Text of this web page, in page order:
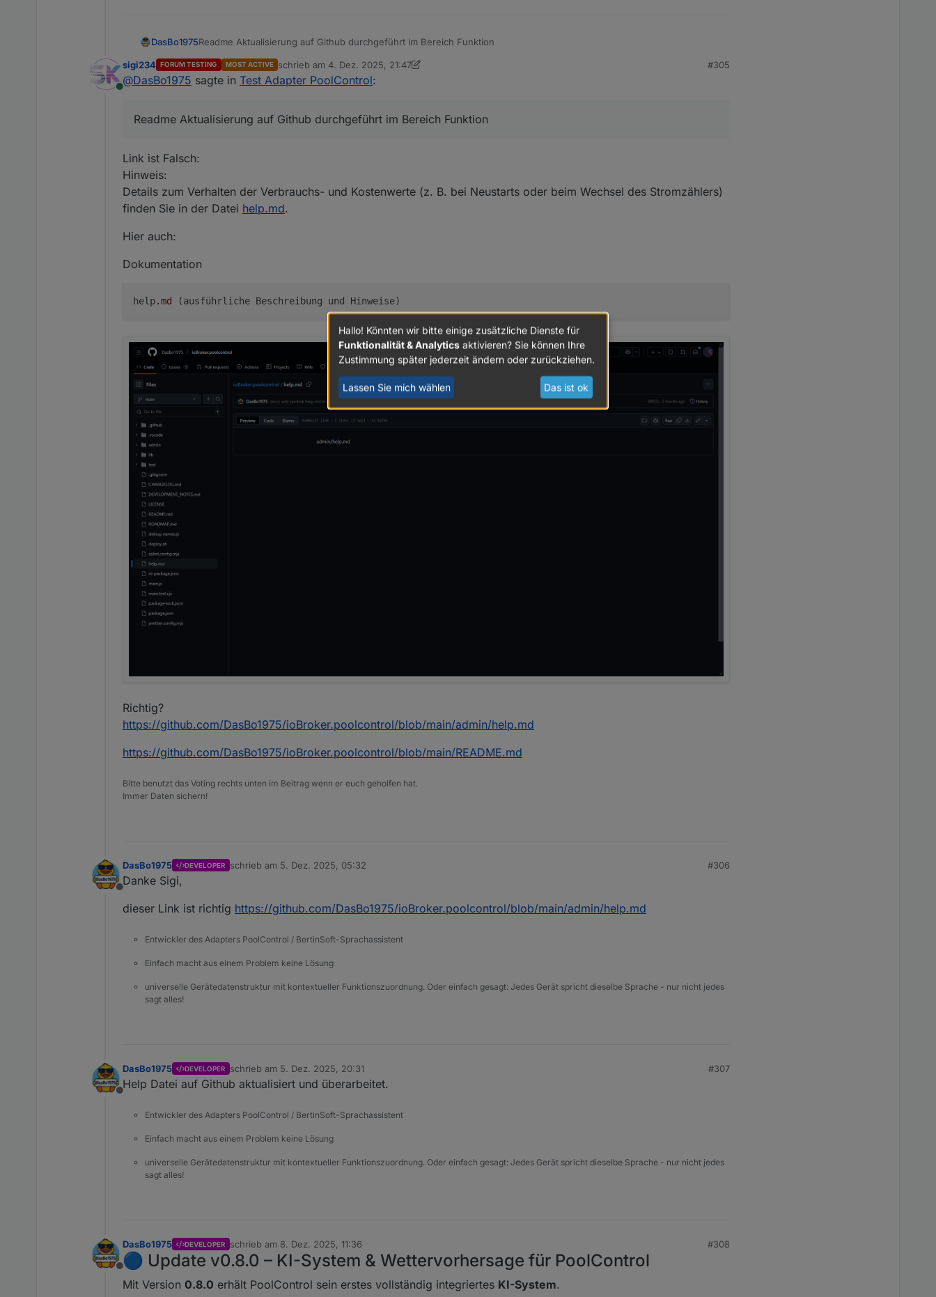
DasBo1975Readme Aktualisierung auf Github durchgeführt im Bereich Funktion
Online
sigi234 FORUM TESTING MOST ACTIVE schrieb am 4. Dez. 2025, 21:47
zuletzt editiert von sigi234 12. Apr. 2025, 22:54
#305
@DasBo1975 sagte in Test Adapter PoolControl:
Readme Aktualisierung auf Github durchgeführt im Bereich Funktion
Link ist Falsch:
Hinweis:
Details zum Verhalten der Verbrauchs- und Kostenwerte (z. B. bei Neustarts oder beim Wechsel des Stromzählers)
finden Sie in der Datei help.md.
Hier auch:
Dokumentation
help.md
Richtig?
https://github.com/DasBo1975/ioBroker.poolcontrol/blob/main/admin/help.md
https://github.com/DasBo1975/ioBroker.poolcontrol/blob/main/README.md
Bitte benutzt das Voting rechts unten im Beitrag wenn er euch geholfen hat.
Immer Daten sichern!
Offline
DasBo1975 DEVELOPER schrieb am 5. Dez. 2025, 05:32
zuletzt editiert von
#306
Danke Sigi,
dieser Link ist richtig https://github.com/DasBo1975/ioBroker.poolcontrol/blob/main/admin/help.md
Entwickler des Adapters PoolControl / BertinSoft-Sprachassistent
Einfach macht aus einem Problem keine Lösung
universelle Gerätedatenstruktur mit kontextueller Funktionszuordnung. Oder einfach gesagt: Jedes Gerät spricht dieselbe Sprache - nur nicht jedes
sagt alles!
Offline
DasBo1975 DEVELOPER schrieb am 5. Dez. 2025, 20:31
zuletzt editiert von
#307
Help Datei auf Github aktualisiert und überarbeitet.
Entwickler des Adapters PoolControl / BertinSoft-Sprachassistent
Einfach macht aus einem Problem keine Lösung
universelle Gerätedatenstruktur mit kontextueller Funktionszuordnung. Oder einfach gesagt: Jedes Gerät spricht dieselbe Sprache - nur nicht jedes
sagt alles!
Offline
DasBo1975 DEVELOPER schrieb am 8. Dez. 2025, 11:36
zuletzt editiert von
#308
🔵 Update v0.8.0 – KI-System & Wettervorhersage für PoolControl
Mit Version 0.8.0 erhält PoolControl sein erstes vollständig integriertes KI-System.
Hallo! Könnten wir bitte einige zusätzliche Dienste für
Funktionalität & Analytics aktivieren? Sie können Ihre
Zustimmung später jederzeit ändern oder zurückziehen.
Lassen Sie mich wählen Das ist ok